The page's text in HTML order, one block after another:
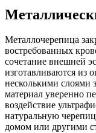
Металлочерепица
востребованных
сочетание внешней
изготавливаются из
несколькими слоями
материал уверенно
воздействие
натуральную
домом или другими